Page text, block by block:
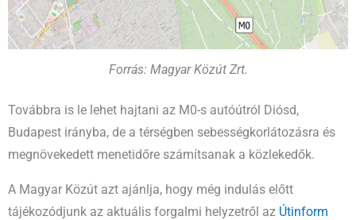
Forrás: Magyar Közút Zrt.
Továbbra is le lehet hajtani az M0-s autóútról Diósd,
Budapest irányba, de a térségben sebességkorlátozásra és
megnövekedett menetidőre számítsanak a közlekedők.
A Magyar Közút azt ajánlja, hogy még indulás előtt
tájékozódjunk az aktuális forgalmi helyzetről az Útinform